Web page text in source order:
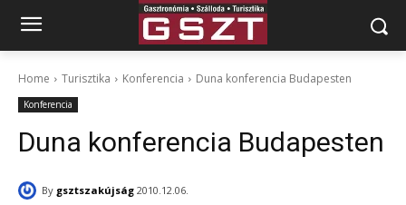
Home Turisztika Konferencia Duna konferencia Budapesten
Konferencia
Duna konferencia Budapesten
By gsztszakújság 2010.12.06.